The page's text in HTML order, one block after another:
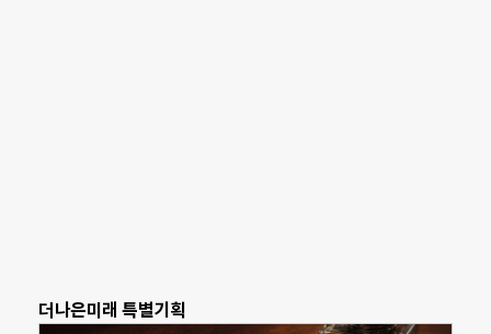
더나은미래 특별기획